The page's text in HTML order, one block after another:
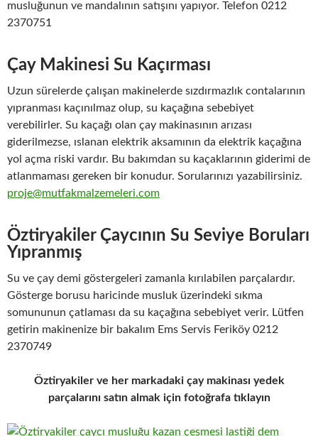
musluğunun ve mandalının satışını yapıyor. Telefon 0212
2370751
Çay Makinesi Su Kaçırması
Uzun sürelerde çalışan makinelerde sızdırmazlık contalarının
yıpranması kaçınılmaz olup, su kaçağına sebebiyet
verebilirler. Su kaçağı olan çay makinasının arızası
giderilmezse, ıslanan elektrik aksamının da elektrik kaçağına
yol açma riski vardır. Bu bakımdan su kaçaklarının giderimi de
atlanmaması gereken bir konudur. Sorularınızı yazabilirsiniz.
proje@mutfakmalzemeleri.com
Öztiryakiler Çaycının Su Seviye Boruları
Yıpranmış
Su ve çay demi göstergeleri zamanla kırılabilen parçalardır.
Gösterge borusu haricinde musluk üzerindeki sıkma
somununun çatlaması da su kaçağına sebebiyet verir. Lütfen
getirin makinenize bir bakalım Ems Servis Feriköy 0212
2370749
Öztiryakiler ve her markadaki çay makinası yedek
parçalarını satın almak için fotoğrafa tıklayın